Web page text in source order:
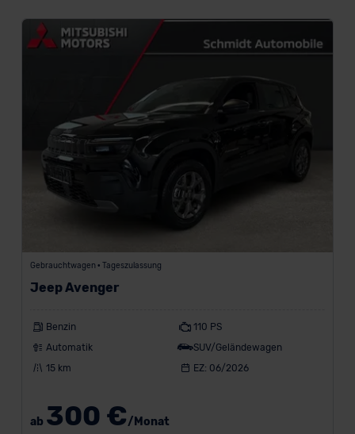
Gebrauchtwagen • Tageszulassung
Jeep Avenger
Benzin
110 PS
Automatik
SUV/Geländewagen
15 km
EZ: 06/2026
ab 300 €/Monat